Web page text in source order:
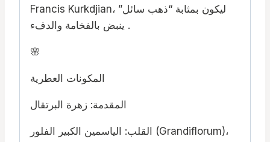
Francis Kurkdjian، ليكون بمثابة “ذهب سائل”
ينبض بالفخامة والدفء .
🌸
المكونات العطرية
المقدمة: زهرة البرتقال
القلب: الياسمين الكبير الفلور (Grandiflorum)،